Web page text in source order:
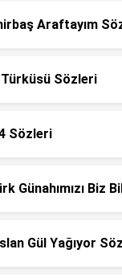
Araftayım
Sözleri
Sözleri
Günahımızı Biz
Gül Yağıyor